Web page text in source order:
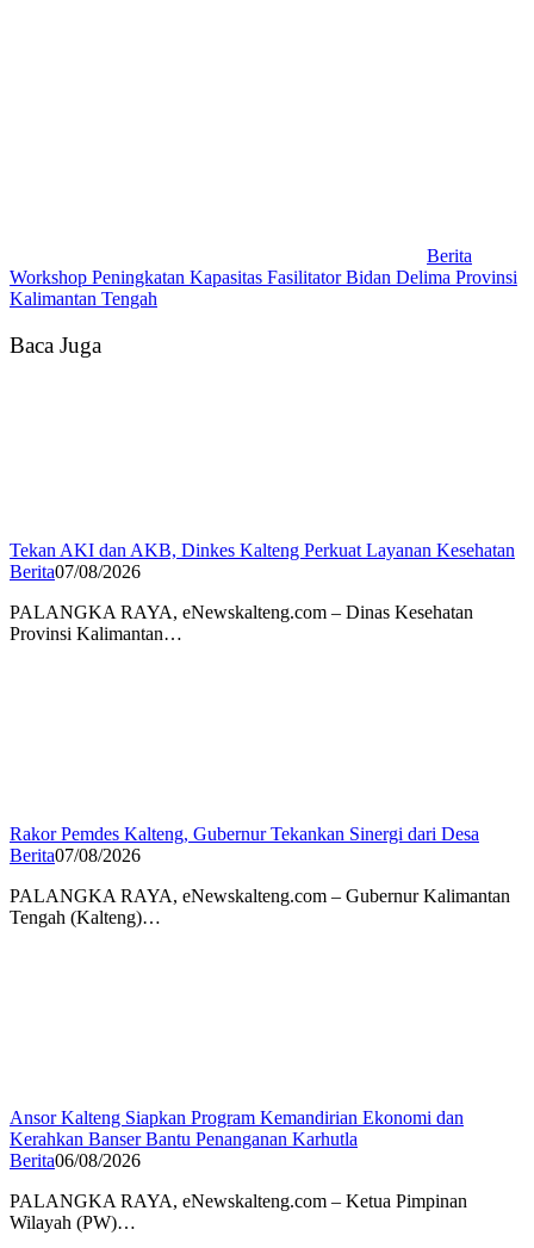
Berita
Workshop Peningkatan Kapasitas Fasilitator Bidan Delima Provinsi
Kalimantan Tengah
Baca Juga
Tekan AKI dan AKB, Dinkes Kalteng Perkuat Layanan Kesehatan
Berita07/08/2026
PALANGKA RAYA, eNewskalteng.com – Dinas Kesehatan
Provinsi Kalimantan…
Rakor Pemdes Kalteng, Gubernur Tekankan Sinergi dari Desa
Berita07/08/2026
PALANGKA RAYA, eNewskalteng.com – Gubernur Kalimantan
Tengah (Kalteng)…
Ansor Kalteng Siapkan Program Kemandirian Ekonomi dan
Kerahkan Banser Bantu Penanganan Karhutla
Berita06/08/2026
PALANGKA RAYA, eNewskalteng.com – Ketua Pimpinan
Wilayah (PW)…